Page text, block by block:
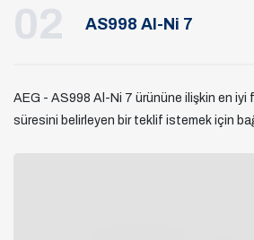
02 AS998 Al-Ni 7
AEG - AS998 Al-Ni 7 ürününe ilişkin en iyi
süresini belirleyen bir teklif istemek için